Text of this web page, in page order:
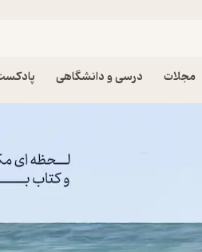
مجلات درسی و دانشگاهی